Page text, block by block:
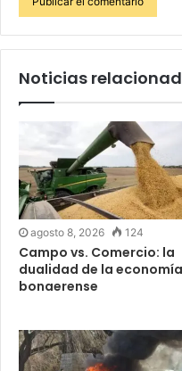
Noticias
agosto 8, 2026 124
Campo vs. Comercio: la
dualidad de la economía
bonaerense